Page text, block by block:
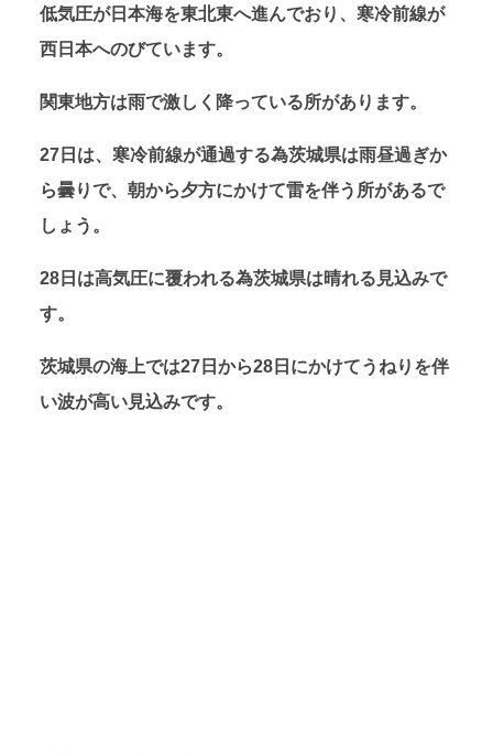
低気圧が日本海を東北東へ進んでおり、寒冷前線が
西日本へのびています。
関東地方は雨で激しく降っている所があります。
27日は、寒冷前線が通過する為茨城県は雨昼過ぎか
ら曇りで、朝から夕方にかけて雷を伴う所があるで
しょう。
28日は高気圧に覆われる為茨城県は晴れる見込みで
す。
茨城県の海上では27日から28日にかけてうねりを伴
い波が高い見込みです。